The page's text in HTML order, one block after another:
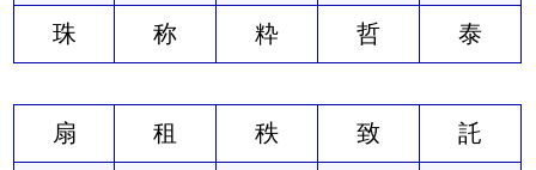
珠 称 粋 哲 泰
扇 租 秩 致 託